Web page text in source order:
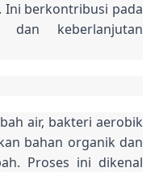
Ini berkontribusi pada
keberlanjutan
air, bakteri aerobik
bahan organik dan
Proses ini dikenal